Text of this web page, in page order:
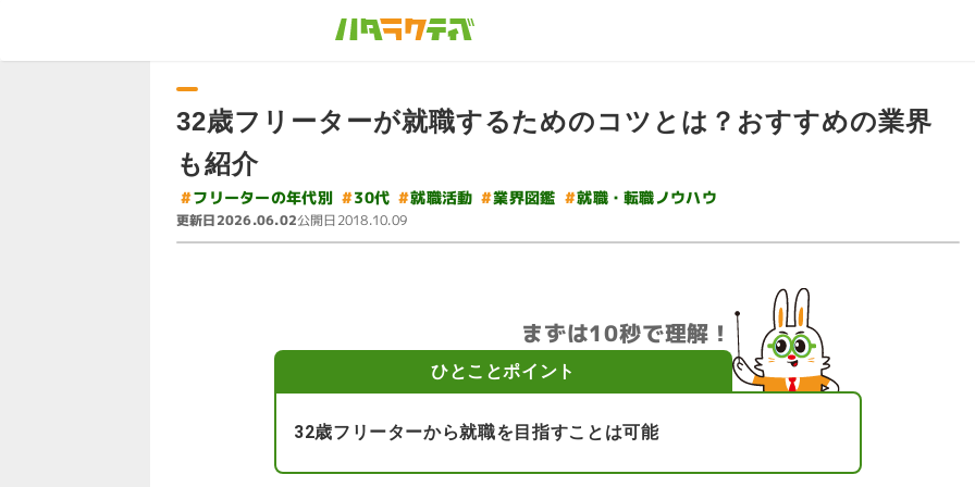
32歳フリーターが就職するためのコツとは？おすすめの業界
も紹介
#フリーターの年代別 #30代 #就職活動 #業界図鑑 #就職・転職ノウハウ
更新日2026.06.02公開日2018.10.09
まずは10秒で理解！
ひとことポイント
32歳フリーターから就職を目指すことは可能